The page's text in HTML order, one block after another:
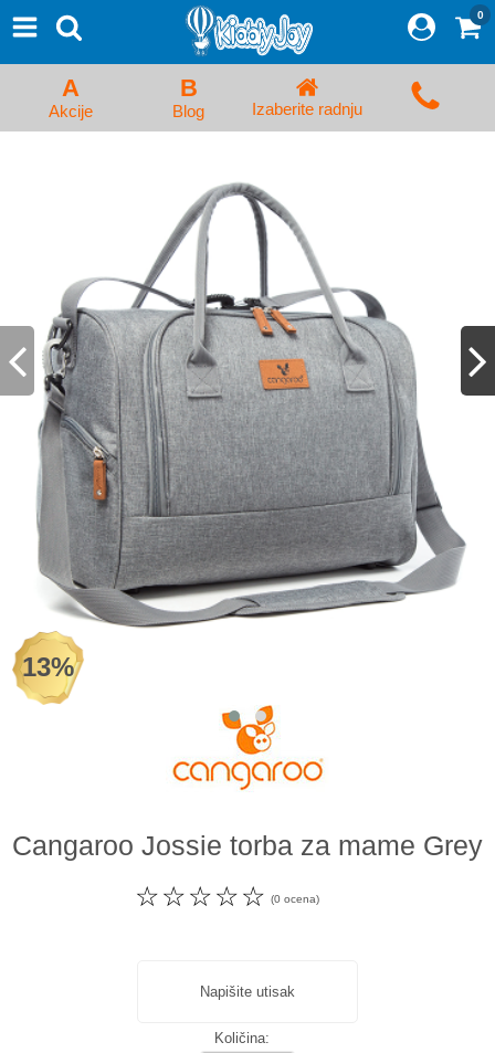
Proizvodi
Početna Prijava/Registracija
Kolica za bebe i dečija kolica
Auto sedišta za decu i bebe
Kreveci, ljuljaške i ležaljke
Kadice, noše i adapteri
Hranilice, flašice i cucle
Monitori, Ogradice i tricikli
Posteljine, vrećice i baldahini
Odeća i obuća
Igračke za bebe i decu
AKCIJA
Prodavnica
0
A
Akcije
B
Blog Izaberite radnju
13%
Cangaroo Jossie torba za mame Grey
☆
☆
☆
☆
☆ (0 ocena)
Napišite utisak
Količina: